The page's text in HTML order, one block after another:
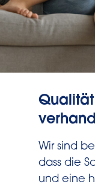
Wir sind
dass die
und eine